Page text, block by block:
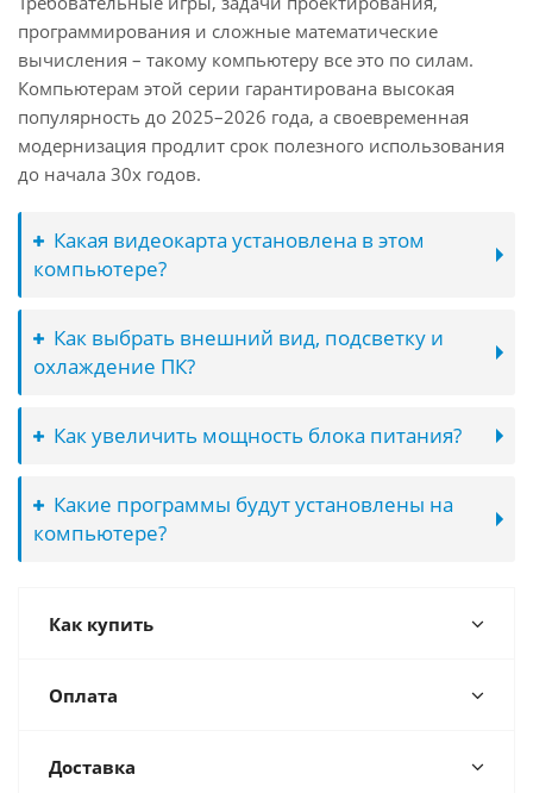
программирования и сложные математические
вычисления – такому компьютеру все это по силам.
Компьютерам этой серии гарантирована высокая
популярность до 2025–2026 года, а своевременная
модернизация продлит срок полезного использования
до начала 30х годов.
Какая видеокарта установлена в этом
компьютере?
Как выбрать внешний вид, подсветку и
охлаждение ПК?
Как увеличить мощность блока питания?
Какие программы будут установлены на
компьютере?
Как купить
Оплата
Доставка